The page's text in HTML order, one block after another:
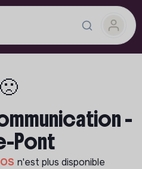
🙁
-
Pont
n'est plus disponible